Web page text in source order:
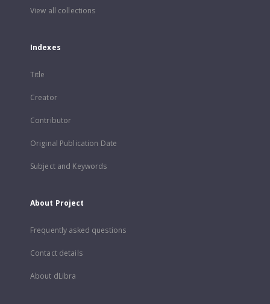
View all collections
Indexes
Title
Creator
Contributor
Original Publication Date
Subject and Keywords
About Project
Frequently asked questions
Contact details
About dLibra